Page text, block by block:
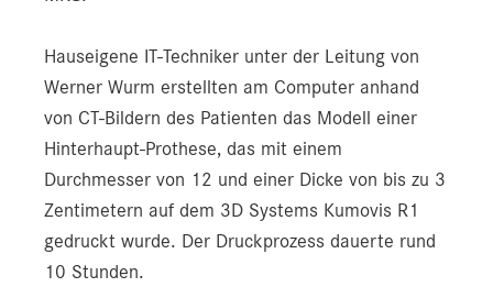
Hauseigene IT-Techniker unter der Leitung von
Werner Wurm erstellten am Computer anhand
von CT-Bildern des Patienten das Modell einer
Hinterhaupt-Prothese, das mit einem
Durchmesser von 12 und einer Dicke von bis zu 3
Zentimetern auf dem 3D Systems Kumovis R1
gedruckt wurde. Der Druckprozess dauerte rund
10 Stunden.